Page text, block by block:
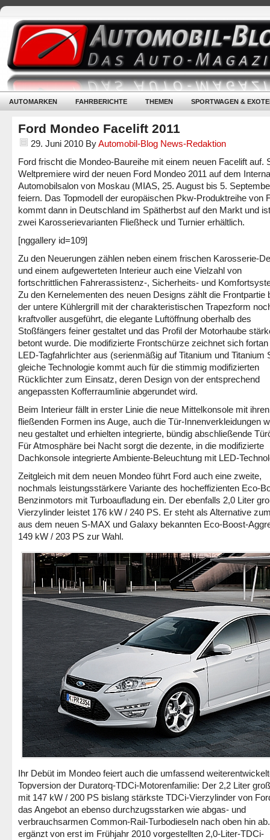
AUTOMARKEN FAHRBERICHTE THEMEN SPORTWAGEN &
Ford Mondeo Facelift 2011
29. Juni 2010 ByAutomobil-Blog News-Redaktion
Ford frischt die Mondeo-Baureihe mit einem neuen Facelift auf.
Weltpremiere wird der neuen Ford Mondeo 2011 auf dem
Automobilsalon von Moskau (MIAS, 25. August bis 5.
feiern. Das Topmodell der europäischen Pkw-Produktreihe von
kommt dann in Deutschland im Spätherbst auf den Markt und
zwei Karosserievarianten Fließheck und Turnier erhältlich.
[nggallery id=109]
Zu den Neuerungen zählen neben einem frischen Karosserie-
und einem aufgewerteten Interieur auch eine Vielzahl von
fortschrittlichen Fahrerassistenz-, Sicherheits- und
Zu den Kernelementen des neuen Designs zählt die Frontpartie
der untere Kühlergrill mit der charakteristischen Trapezform
kraftvoller ausgeführt, die elegante Luftöffnung oberhalb des
Stoßfängers feiner gestaltet und das Profil der Motorhaube
betont wurde. Die modifizierte Frontschürze zeichnet sich
LED-Tagfahrlichter aus (serienmäßig auf Titanium und Titanium
gleiche Technologie kommt auch für die stimmig modifizierten
Rücklichter zum Einsatz, deren Design von der entsprechend
angepassten Kofferraumlinie abgerundet wird.
Beim Interieur fällt in erster Linie die neue Mittelkonsole mit ihren
fließenden Formen ins Auge, auch die Tür-Innenverkleidungen
neu gestaltet und erhielten integrierte, bündig abschließende
Für Atmosphäre bei Nacht sorgt die dezente, in die modifizierte
Dachkonsole integrierte Ambiente-Beleuchtung mit LED-
Zeitgleich mit dem neuen Mondeo führt Ford auch eine zweite,
nochmals leistungsstärkere Variante des hocheffizienten Eco-
Benzinmotors mit Turboaufladung ein. Der ebenfalls 2,0 Liter
Vierzylinder leistet 176 kW / 240 PS. Er steht als Alternative
aus dem neuen S-MAX und Galaxy bekannten Eco-Boost-
149 kW / 203 PS zur Wahl.
Ihr Debüt im Mondeo feiert auch die umfassend
Topversion der Duratorq-TDCi-Motorenfamilie: Der 2,2 Liter
mit 147 kW / 200 PS bislang stärkste TDCi-Vierzylinder von
das Angebot an ebenso durchzugsstarken wie abgas- und
verbrauchsarmen Common-Rail-Turbodieseln nach oben hin
ergänzt von erst im Frühjahr 2010 vorgestellten 2,0-Liter-TDCi-